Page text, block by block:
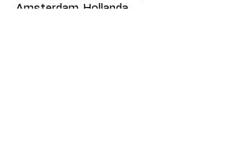
Amsterdam, Hollanda